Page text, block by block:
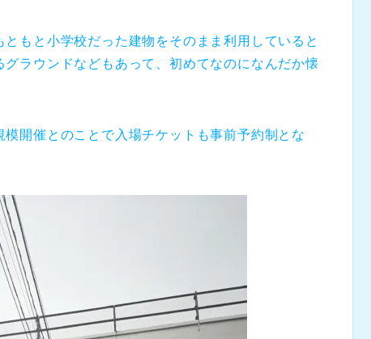
ともと小学校だった建物をそのまま利用していると
ラウンドなどもあって、初めてなのになんだか懐
開催とのことで入場チケットも事前予約制とな